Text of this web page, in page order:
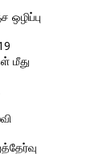
மீது